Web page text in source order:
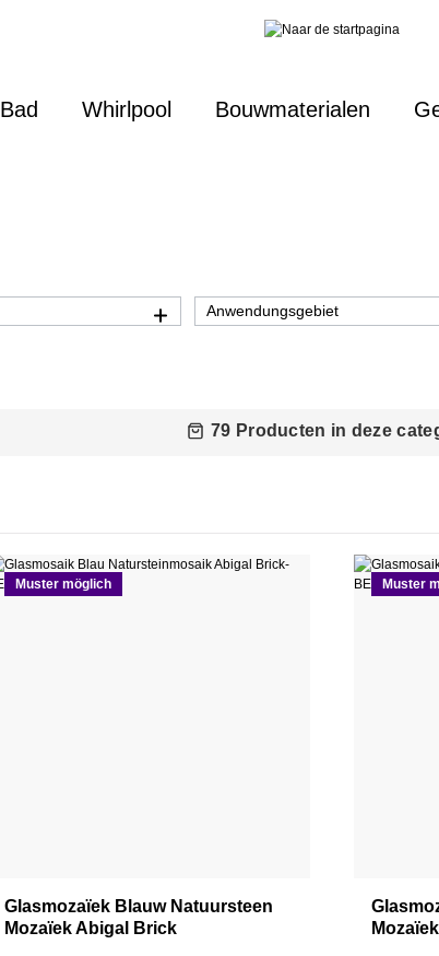
Bad Whirlpool Bouwmaterialen
Anwendungsgebiet
79 Producten in deze
Muster möglich
Glasmozaïek Blauw Natuursteen
Mozaïek Abigal Brick
Muster